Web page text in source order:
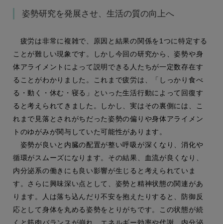
姿勢研究を発展させ、生活の質の向上へ
疲労は非常に複雑で、原因と結果の関係を1つに特定する
ことが難しい現象です。しかし今回の研究から、姿勢や身
体アライメントによって説明できる人たちが一定数存在す
ることがわかりました。これまで疲労は、「しっかり食べ
る・動く・休む・寝る」といった生活行動によって回復す
ると考えられてきました。しかし、実はその裏側には、こ
れまで見落とされがちだった姿勢の偏りや身体アライメン
トのゆがみが関与していた可能性があります。
姿勢が良いと内臓の配置が整い呼吸が深くなり、消化や
循環がスムーズになります。その結果、血流が良くなり、
内分泌系の働きにも良い影響が生じると考えられていま
す。さらに興味深い点として、姿勢と精神状態の関連があ
ります。人は落ち込んだり不安を抱えたりすると、防御反
応として身体を丸める姿勢をとりがちです。この状態が続